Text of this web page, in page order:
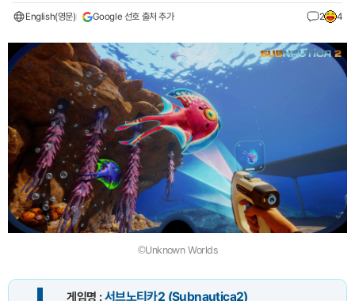
English(영문) Google 선호 출처 추가 2 4
©Unknown Worlds
게임명 :서브노티카2 (Subnautica2)